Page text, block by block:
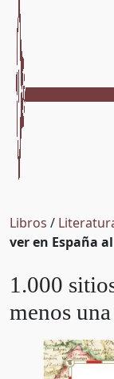
Libros /
ver en España
1.000
menos